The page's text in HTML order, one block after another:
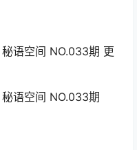
秘语空间 NO.033期 更
秘语空间 NO.033期